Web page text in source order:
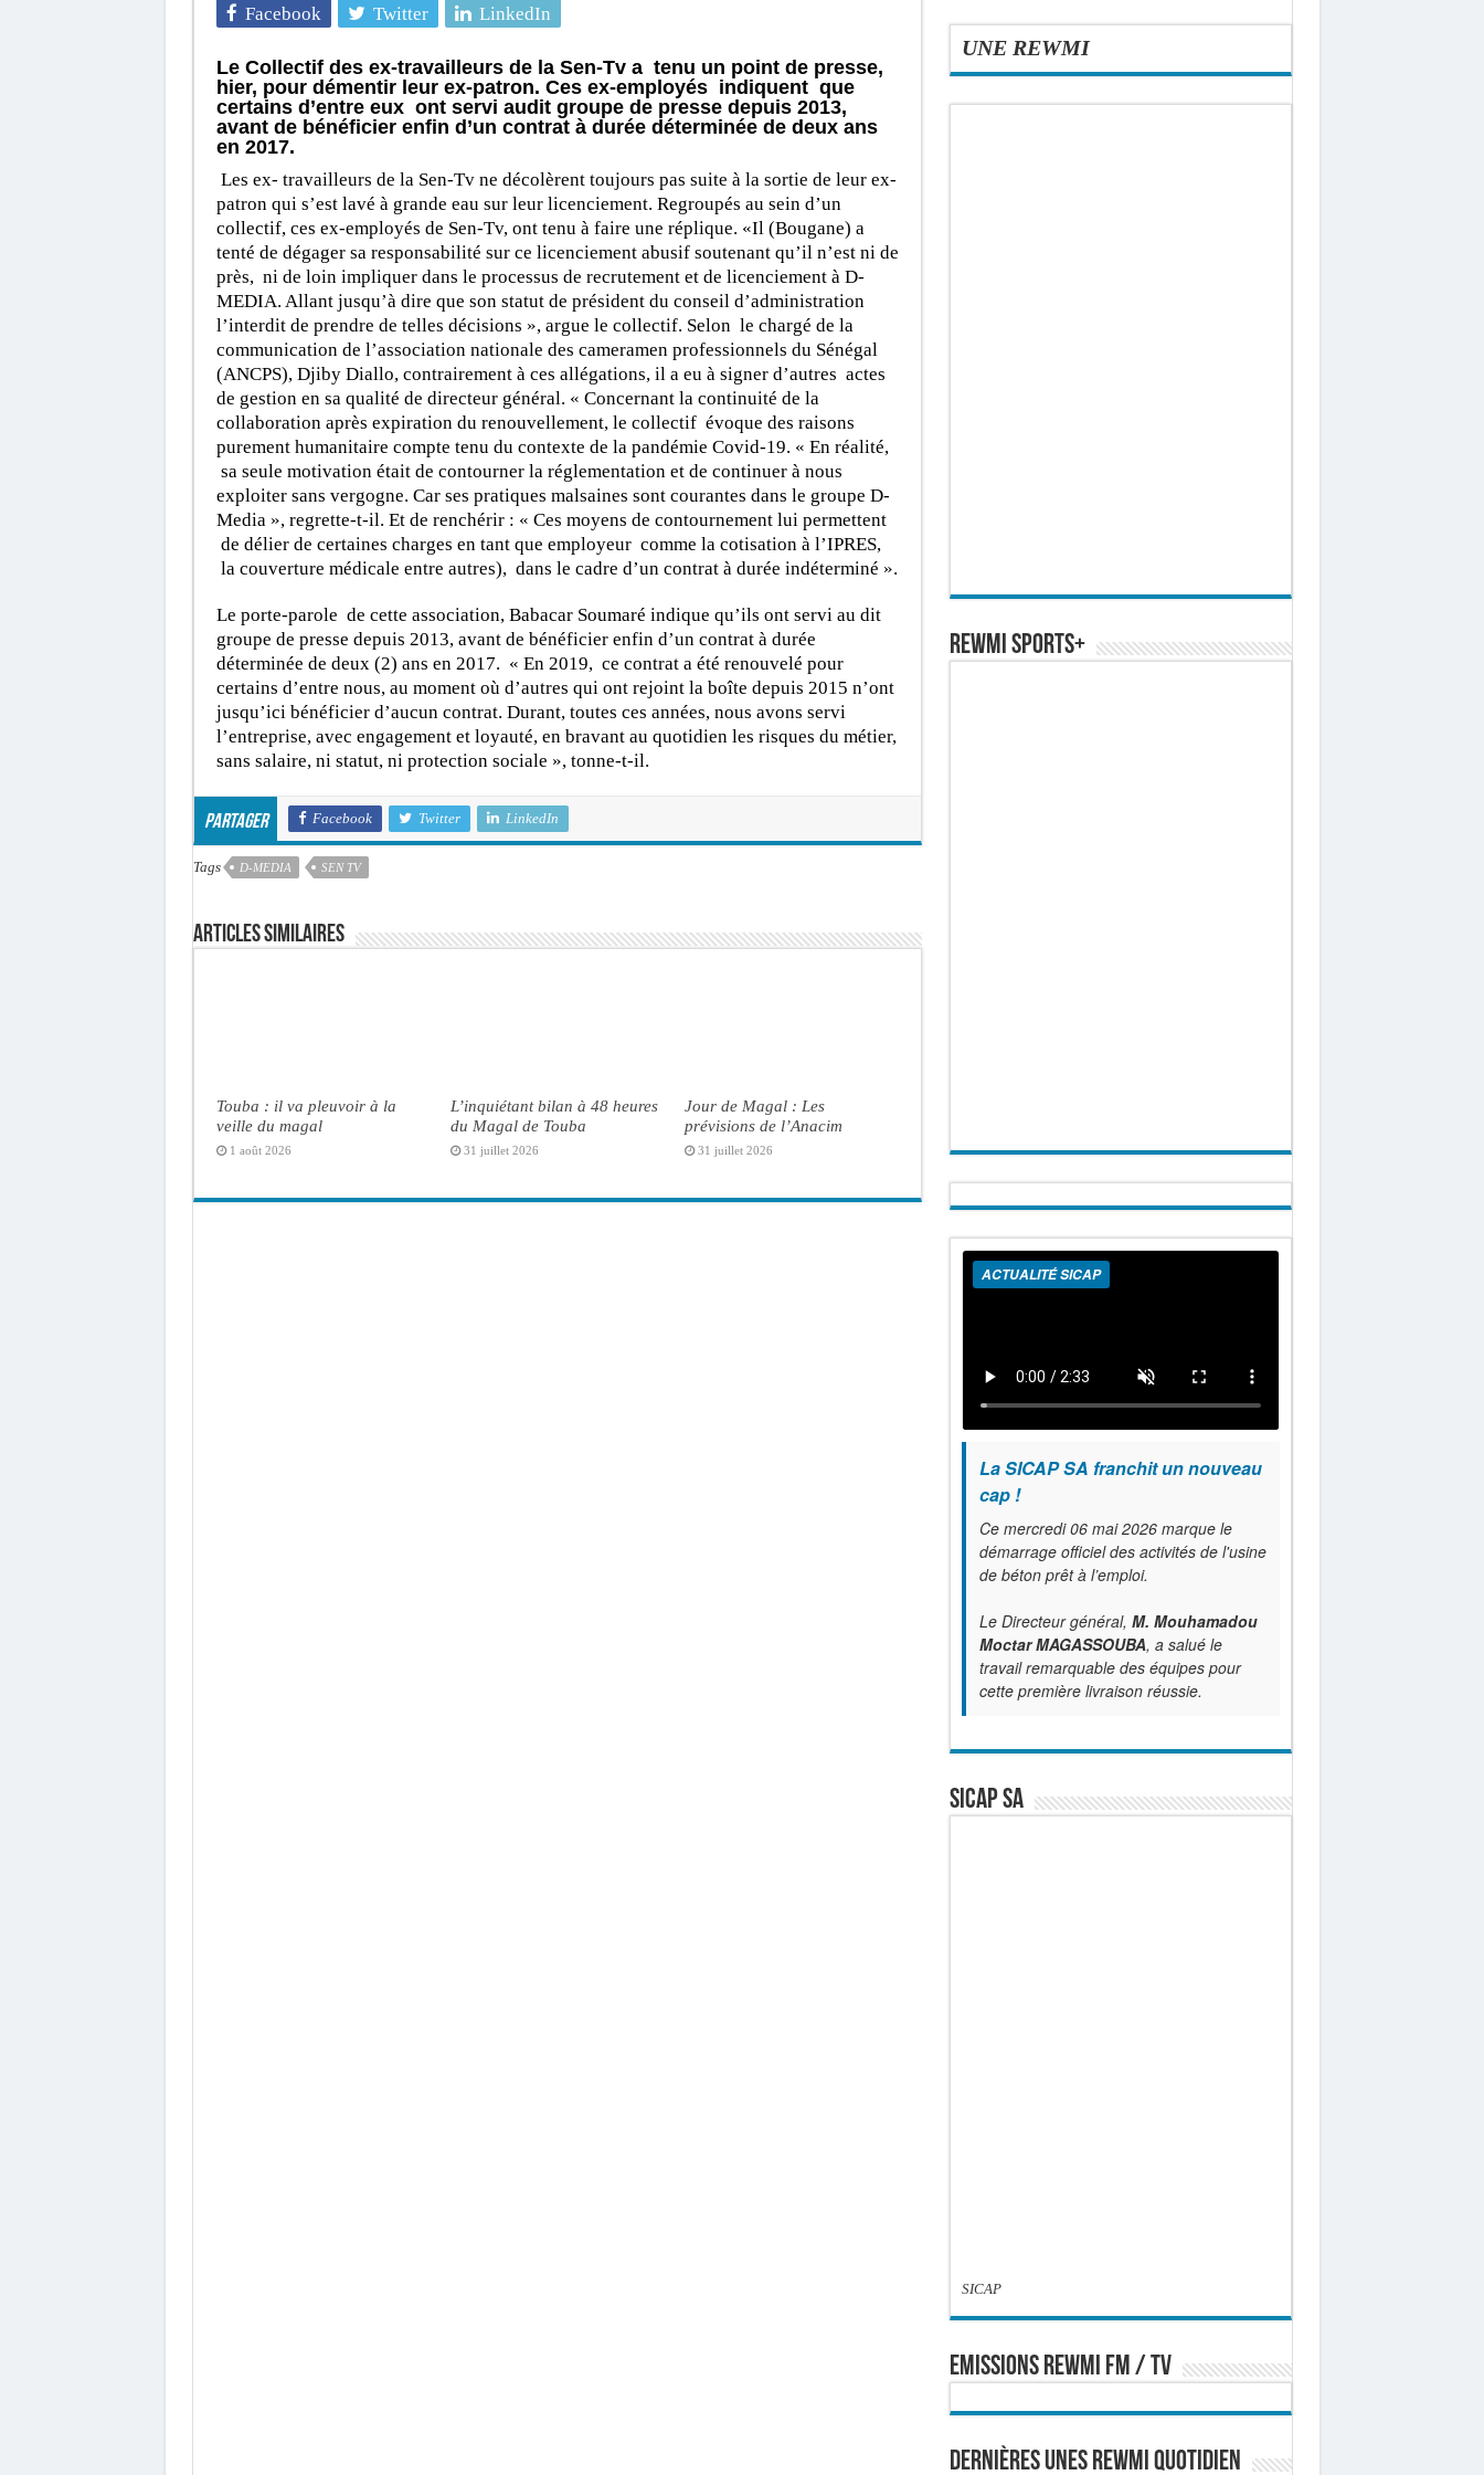
Facebook Twitter LinkedIn
Le Collectif des ex-travailleurs de la Sen-Tv a tenu un point de presse,
hier, pour démentir leur ex-patron. Ces ex-employés indiquent que
certains d’entre eux ont servi audit groupe de presse depuis 2013,
avant de bénéficier enfin d’un contrat à durée déterminée de deux ans
en 2017.
Les ex- travailleurs de la Sen-Tv ne décolèrent toujours pas suite à la sortie de leur ex-
patron qui s’est lavé à grande eau sur leur licenciement. Regroupés au sein d’un
collectif, ces ex-employés de Sen-Tv, ont tenu à faire une réplique. «Il (Bougane) a
tenté de dégager sa responsabilité sur ce licenciement abusif soutenant qu’il n’est ni de
près, ni de loin impliquer dans le processus de recrutement et de licenciement à D-
MEDIA. Allant jusqu’à dire que son statut de président du conseil d’administration
l’interdit de prendre de telles décisions », argue le collectif. Selon le chargé de la
communication de l’association nationale des cameramen professionnels du Sénégal
(ANCPS), Djiby Diallo, contrairement à ces allégations, il a eu à signer d’autres actes
de gestion en sa qualité de directeur général. « Concernant la continuité de la
collaboration après expiration du renouvellement, le collectif évoque des raisons
purement humanitaire compte tenu du contexte de la pandémie Covid-19. « En réalité,
sa seule motivation était de contourner la réglementation et de continuer à nous
exploiter sans vergogne. Car ses pratiques malsaines sont courantes dans le groupe D-
Media », regrette-t-il. Et de renchérir : « Ces moyens de contournement lui permettent
de délier de certaines charges en tant que employeur comme la cotisation à l’IPRES,
la couverture médicale entre autres), dans le cadre d’un contrat à durée indéterminé ».
Le porte-parole de cette association, Babacar Soumaré indique qu’ils ont servi au dit
groupe de presse depuis 2013, avant de bénéficier enfin d’un contrat à durée
déterminée de deux (2) ans en 2017. « En 2019, ce contrat a été renouvelé pour
certains d’entre nous, au moment où d’autres qui ont rejoint la boîte depuis 2015 n’ont
jusqu’ici bénéficier d’aucun contrat. Durant, toutes ces années, nous avons servi
l’entreprise, avec engagement et loyauté, en bravant au quotidien les risques du métier,
sans salaire, ni statut, ni protection sociale », tonne-t-il.
Partager Facebook Twitter LinkedIn
Tags D-MEDIA SEN TV
Articles similaires
Touba : il va pleuvoir à la
veille du magal
1 août 2026
L’inquiétant bilan à 48 heures
du Magal de Touba
31 juillet 2026
Jour de Magal : Les
prévisions de l’Anacim
31 juillet 2026
UNE REWMI
REWMI SPORTS+
ACTUALITÉ SICAP
La SICAP SA franchit un nouveau
cap !
Ce mercredi 06 mai 2026 marque le
démarrage officiel des activités de l'usine
de béton prêt à l’emploi.
Le Directeur général, M. Mouhamadou
Moctar MAGASSOUBA, a salué le
travail remarquable des équipes pour
cette première livraison réussie.
SICAP SA
SICAP
EMISSIONS REWMI FM / TV
Dernières Unes Rewmi Quotidien